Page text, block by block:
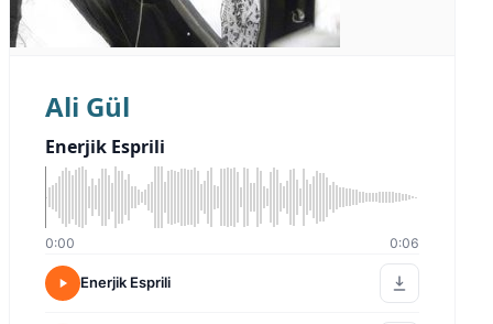
Ali Gül
Enerjik Esprili
0:00 0:06
Enerjik Esprili